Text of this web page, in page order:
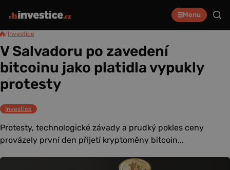
Menu
/Investice
V Salvadoru po zavedení
bitcoinu jako platidla vypukly
protesty
Investice
Protesty, technologické závady a prudký pokles ceny
provázely první den přijetí kryptoměny bitcoin...